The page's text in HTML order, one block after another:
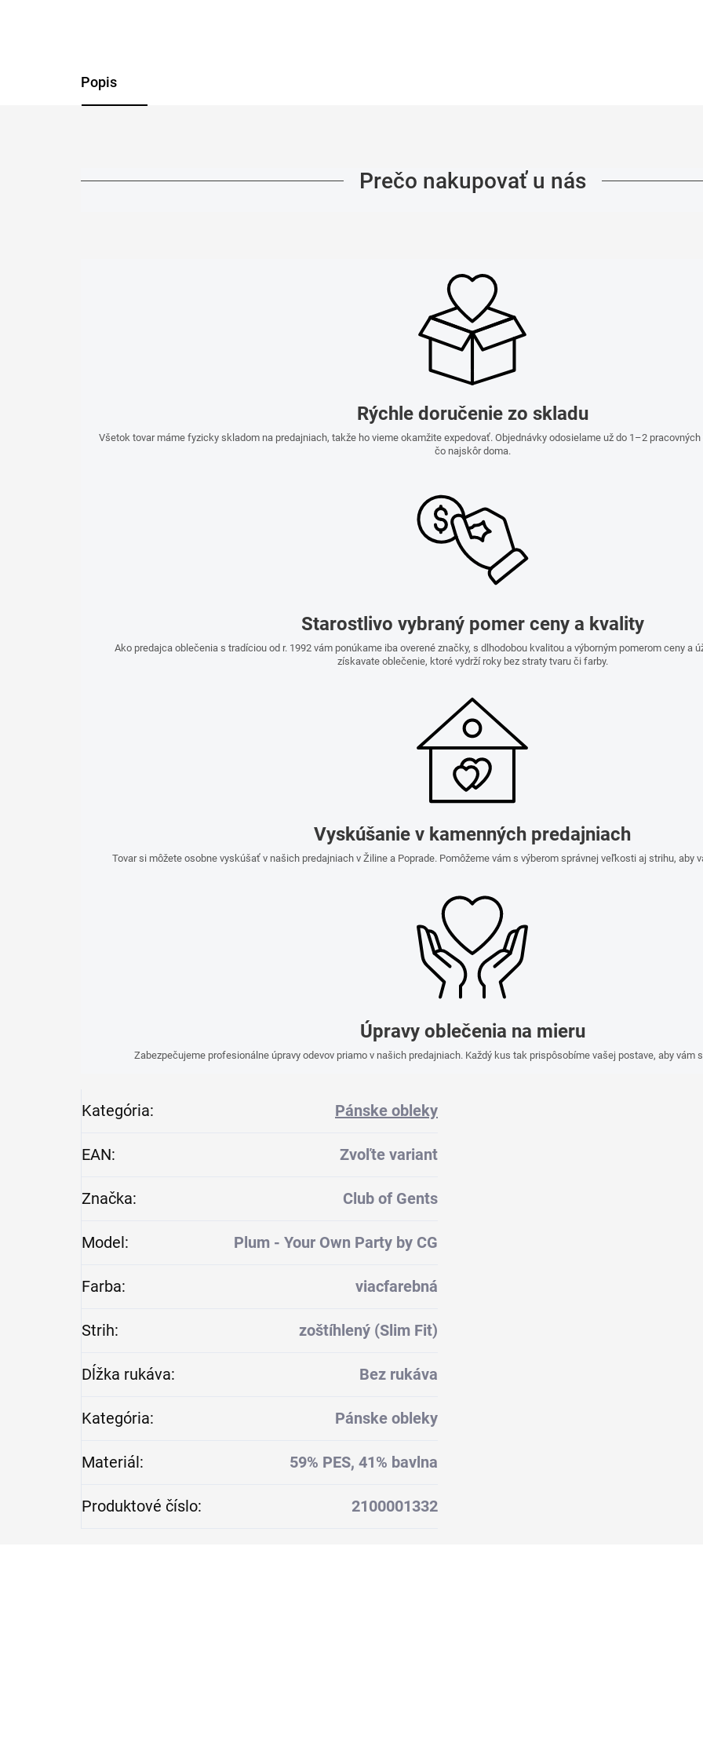
Popis
Prečo nakupovať u nás
Rýchle doručenie zo skladu
Všetok tovar máme fyzicky skladom na predajniach, takže ho vieme okamžite expedovať. Objednávky odosielame už do 1–2
čo najskôr doma.
Starostlivo vybraný pomer ceny a kvality
Ako predajca oblečenia s tradíciou od r. 1992 vám ponúkame iba overené značky, s dlhodobou kvalitou a výborným pomerom ceny a
získavate oblečenie, ktoré vydrží roky bez straty tvaru či farby.
Vyskúšanie v kamenných predajniach
Tovar si môžete osobne vyskúšať v našich predajniach v Žiline a Poprade. Pomôžeme vám s výberom správnej veľkosti aj strihu, aby
Úpravy oblečenia na mieru
Zabezpečujeme profesionálne úpravy odevov priamo v našich predajniach. Každý kus tak prispôsobíme vašej postave, aby vám
Kategória: Pánske obleky
EAN: Zvoľte variant
Značka: Club of Gents
Model: Plum - Your Own Party by CG
Farba: viacfarebná
Strih: zoštíhlený (Slim Fit)
Dĺžka rukáva: Bez rukáva
Kategória: Pánske obleky
Materiál: 59% PES, 41% bavlna
Produktové číslo: 2100001332